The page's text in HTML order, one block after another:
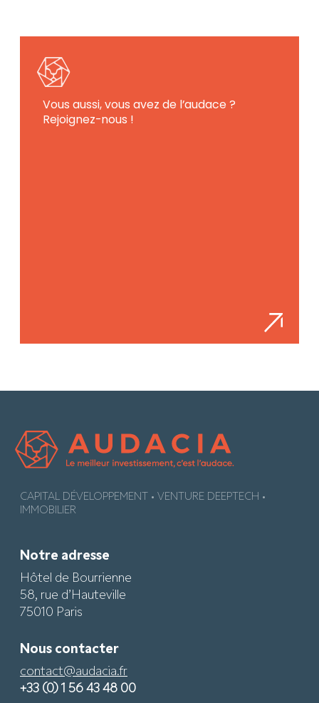
Vous aussi, vous avez de l’audace ?
Rejoignez-nous !
CAPITAL DÉVELOPPEMENT • VENTURE DEEPTECH •
IMMOBILIER
Notre adresse
Hôtel de Bourrienne
58, rue d’Hauteville
75010 Paris
Nous contacter
contact@audacia.fr
+33 (0) 1 56 43 48 00